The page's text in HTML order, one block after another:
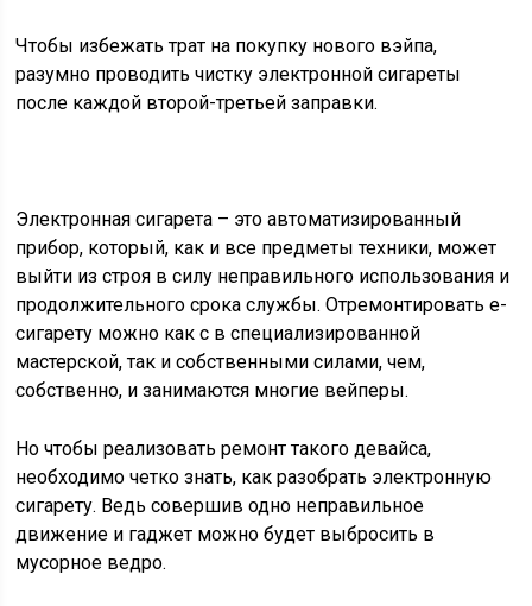
Чтобы избежать трат на покупку нового вэйпа,
разумно проводить чистку электронной сигареты
после каждой второй-третьей заправки.
Электронная сигарета – это автоматизированный
прибор, который, как и все предметы техники, может
выйти из строя в силу неправильного использования и
продолжительного срока службы. Отремонтировать е-
сигарету можно как с в специализированной
мастерской, так и собственными силами, чем,
собственно, и занимаются многие вейперы.
Но чтобы реализовать ремонт такого девайса,
необходимо четко знать, как разобрать электронную
сигарету. Ведь совершив одно неправильное
движение и гаджет можно будет выбросить в
мусорное ведро.